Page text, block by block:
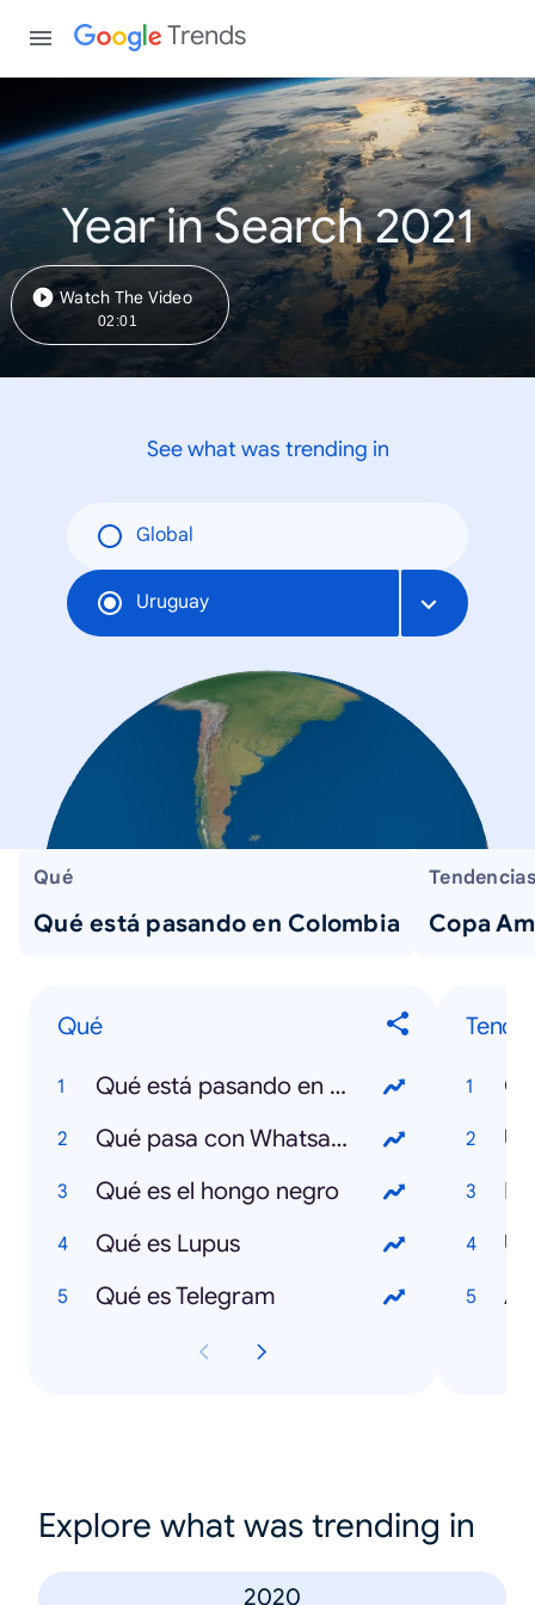
Trends
Year in Search 2021
Watch The Video
02:01
See what was trending in
Global
Uruguay
Qué
Qué está pasando en Colombia Copa
Qué
Qué está pasando en Colombia
Qué pasa con Whatsapp
Qué es el hongo negro
Qué es Lupus
Qué es Telegram
Explore what was trending in
2020